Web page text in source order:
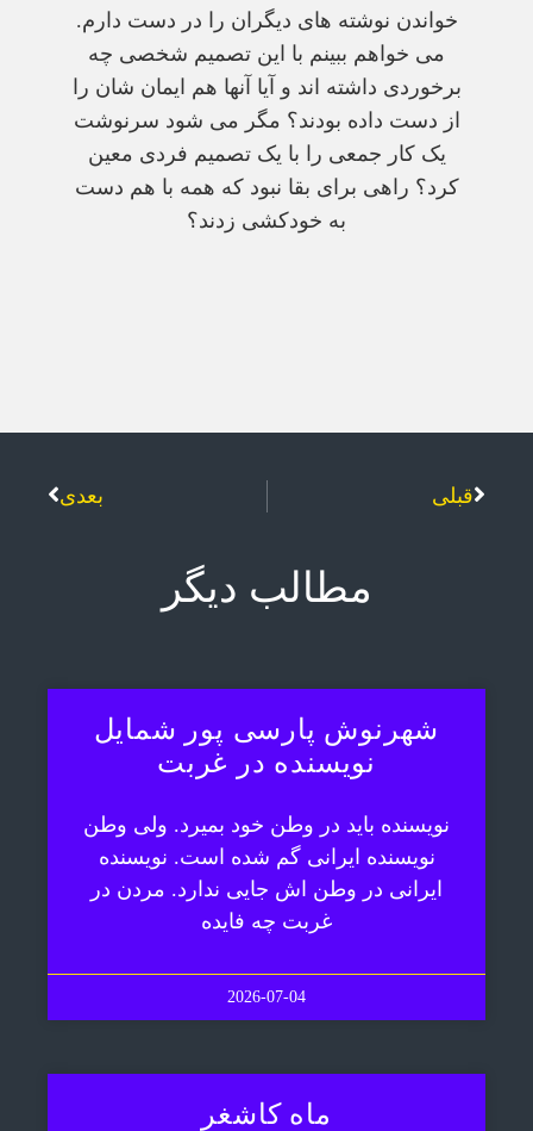
خواندن نوشته های دیگران را در دست دارم.
می خواهم ببینم با این تصمیم شخصی چه
برخوردی داشته اند و آیا آنها هم ایمان شان را
از دست داده بودند؟ مگر می شود سرنوشت
یک کار جمعی را با یک تصمیم فردی معین
کرد؟ راهی برای بقا نبود که همه با هم دست
به خودکشی زدند؟
قبلی بعدی
مطالب دیگر
شهرنوش پارسی پور شمایل
نویسنده در غربت
نویسنده باید در وطن خود بمیرد. ولی وطن
نویسنده ایرانی گم شده است. نویسنده
ایرانی در وطن اش جایی ندارد. مردن در
غربت چه فایده
2026-07-04
ماه کاشغر